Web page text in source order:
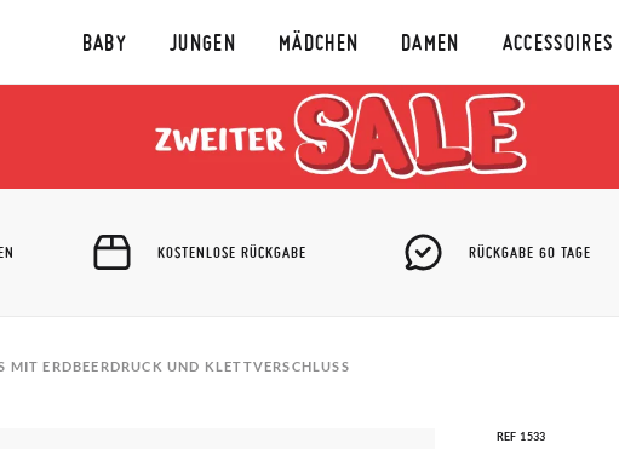
BABY JUNGEN MÄDCHEN DAMEN ACCESSOIRES
KOSTENLOSE RÜCKGABE RÜCKGABE 60 TAGE
MIT ERDBEERDRUCK UND KLETTVERSCHLUSS
REF 1533